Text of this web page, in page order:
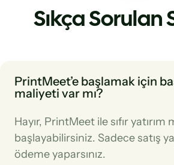
Sıkça Sorulan
PrintMeet’e başlamak için
maliyeti var mı?
Hayır, PrintMeet ile sıfır yatırım
başlayabilirsiniz. Sadece satış
ödeme yaparsınız.